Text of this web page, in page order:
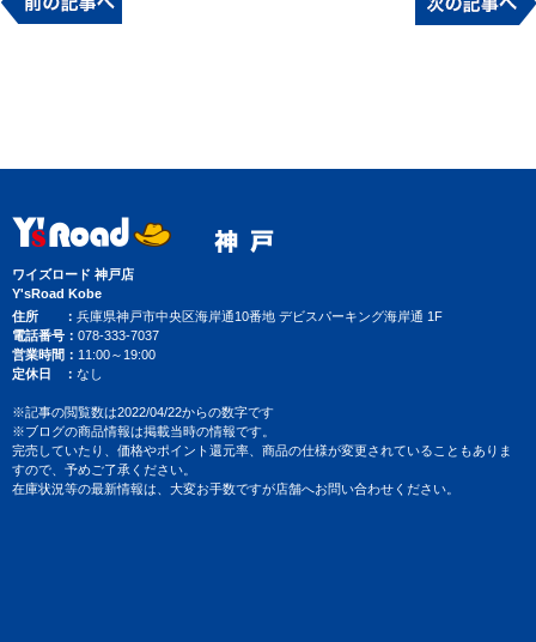
ワイズロード 神戸店
Y'sRoad Kobe
住所
兵庫県神戸市中央区海岸通10番地 デビスパーキング海岸通 1F
電話番号
078-333-7037
営業時間
11:00～19:00
定休日
なし
※記事の閲覧数は2022/04/22からの数字です
※ブログの商品情報は掲載当時の情報です。
完売していたり、価格やポイント還元率、商品の仕様が変更されていることもありま
すので、予めご了承ください。
在庫状況等の最新情報は、大変お手数ですが店舗へお問い合わせください。